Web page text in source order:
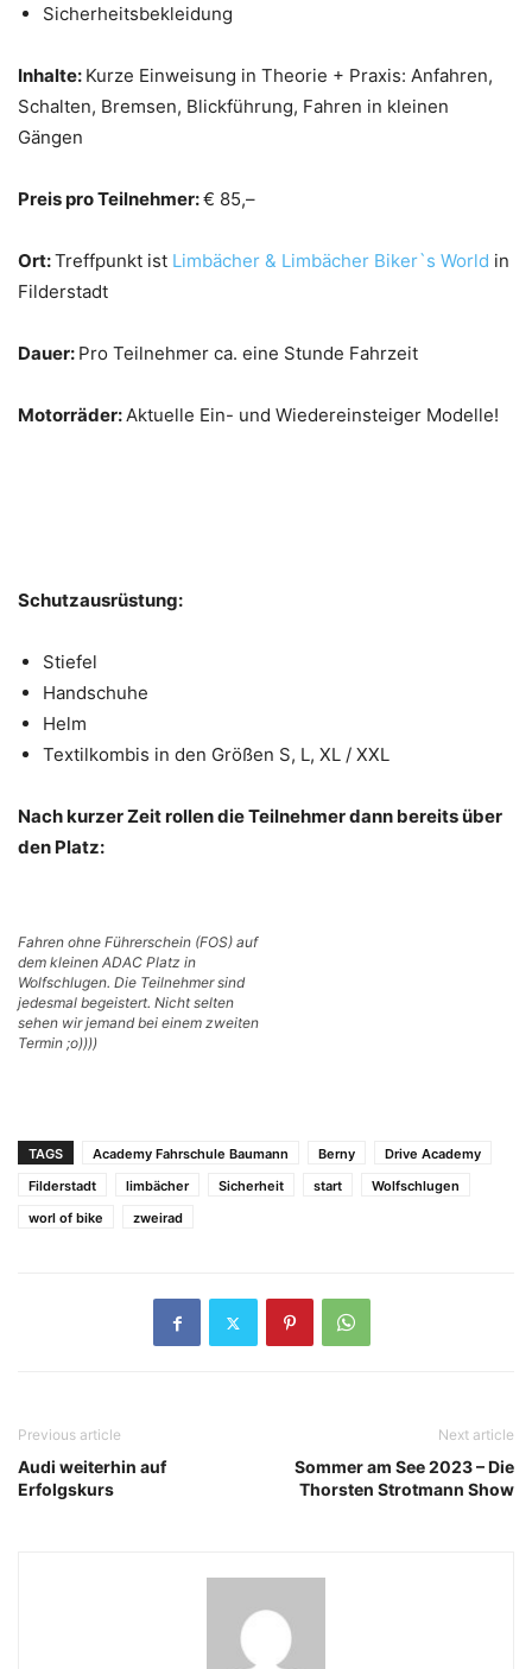
Sicherheitsbekleidung
Inhalte: Kurze Einweisung in Theorie + Praxis: Anfahren,
Schalten, Bremsen, Blickführung, Fahren in kleinen
Gängen
Preis pro Teilnehmer:€ 85,–
Ort:Treffpunkt ist Limbächer & Limbächer Biker`s World in
Filderstadt
Dauer: Pro Teilnehmer ca. eine Stunde Fahrzeit
Motorräder:Aktuelle Ein- und Wiedereinsteiger Modelle!
Schutzausrüstung:
Stiefel
Handschuhe
Helm
Textilkombis in den Größen S, L, XL / XXL
Nach kurzer Zeit rollen die Teilnehmer dann bereits über
den Platz:
Fahren ohne Führerschein (FOS) auf
dem kleinen ADAC Platz in
Wolfschlugen. Die Teilnehmer sind
jedesmal begeistert. Nicht selten
sehen wir jemand bei einem zweiten
Termin ;o))))
TAGS Academy Fahrschule Baumann Berny
Drive Academy
Filderstadt
limbächer Sicherheit start
Wolfschlugen
worl of bike
zweirad
Previous article
Audi weiterhin auf
Erfolgskurs
Next article
Sommer am See 2023 – Die
Thorsten Strotmann Show